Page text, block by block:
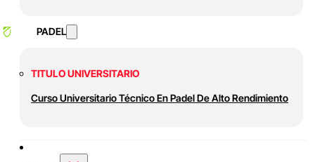
PADEL
TITULO UNIVERSITARIO
Curso Universitario Técnico En Padel De Alto Rendimiento